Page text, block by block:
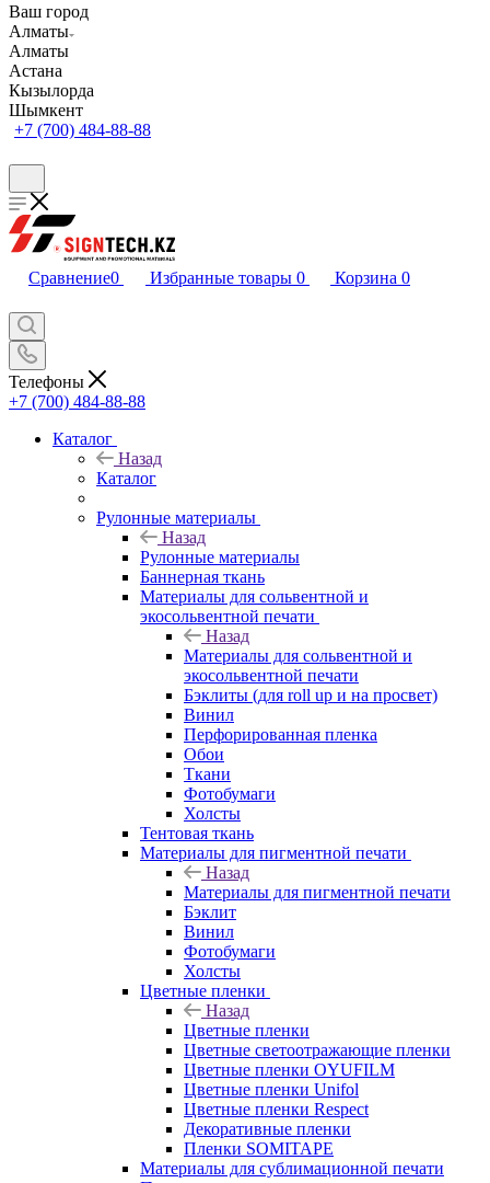
Ваш город
Алматы
Алматы
Астана
Кызылорда
Шымкент
+7 (700) 484-88-88
Сравнение0 Избранные товары 0 Корзина 0
Телефоны
+7 (700) 484-88-88
Каталог
Назад
Каталог
Рулонные материалы
Назад
Рулонные материалы
Баннерная ткань
Материалы для сольвентной и
экосольвентной печати
Назад
Материалы для сольвентной и
экосольвентной печати
Бэклиты (для roll up и на просвет)
Винил
Перфорированная пленка
Обои
Ткани
Фотобумаги
Холсты
Тентовая ткань
Материалы для пигментной печати
Назад
Материалы для пигментной печати
Бэклит
Винил
Фотобумаги
Холсты
Цветные пленки
Назад
Цветные пленки
Цветные светоотражающие пленки
Цветные пленки OYUFILM
Цветные пленки Unifol
Цветные пленки Respect
Декоративные пленки
Пленки SOMITAPE
Материалы для сублимационной печати